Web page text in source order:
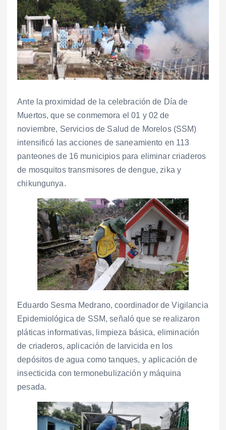
Ante la proximidad de la celebración de Día de
Muertos, que se conmemora el 01 y 02 de
noviembre, Servicios de Salud de Morelos (SSM)
intensificó las acciones de saneamiento en 113
panteones de 16 municipios para eliminar criaderos
de mosquitos transmisores de dengue, zika y
chikungunya.
Eduardo Sesma Medrano, coordinador de Vigilancia
Epidemiológica de SSM, señaló que se realizaron
pláticas informativas, limpieza básica, eliminación
de criaderos, aplicación de larvicida en los
depósitos de agua como tanques, y aplicación de
insecticida con termonebulización y máquina
pesada.